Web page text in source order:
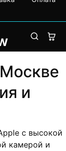
и
с высокой
камерой и